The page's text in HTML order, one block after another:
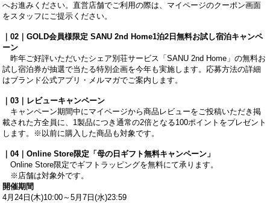
へお進みください。直営店舗でご利用の際は、マイページのクーポン画面
をスタッフにご提示ください。
｜02｜GOLD会員様限定 SANU 2nd Home1泊2日無料お試し宿泊キャンペ
ーン
昨年ご好評いただいたシェア別荘サービス「SANU 2nd Home」の無料お
試し宿泊券が抽選で当たる特別企画を今年も実施します。応募方法の詳細
はブランド公式アプリ・メルマガでご案内します。
｜03｜レビューキャンペーン
キャンペーン期間中にマイページから商品レビューをご投稿いただき掲
載された方全員に、1製品につき通常の2倍となる100ポイントをプレゼント
します。※以前に購入した商品も対象です。
｜04｜Online Store限定「母の日ギフト無料キャンペーン」
Online Store限定でギフトラッピングを無料にて承ります。
※店舗は対象外です。
開催期間
4月24日(木)10:00～5月7日(水)23:59